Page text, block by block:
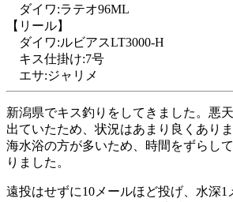
ダイワ:ラテオ96ML
【リール】
ダイワ:ルビアスLT3000-H
キス仕掛け:7号
エサ:ジャリメ
新潟県でキス釣りをしてきました。悪
出ていたため、状況はあまり良くあり
海水浴の方が多いため、時間をずらし
りました。
遠投はせずに10メールほど投げ、水深1